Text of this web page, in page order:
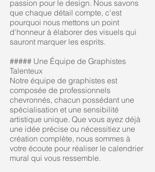
passion pour le design. Nous savons
que chaque détail compte, c'est
pourquoi nous mettons un point
d'honneur à élaborer des visuels qui
sauront marquer les esprits.
##### Une Équipe de Graphistes
Talenteux
Notre équipe de graphistes est
composée de professionnels
chevronnés, chacun possédant une
spécialisation et une sensibilité
artistique unique. Que vous ayez déjà
une idée précise ou nécessitiez une
création complète, nous sommes à
votre écoute pour réaliser le calendrier
mural qui vous ressemble.